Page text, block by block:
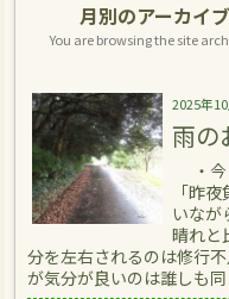
月別のアーカイ
You are browsing the site
2025年
雨の
・今
「昨
いなが
晴れと
分を左右されるのは修行
が気分が良いのは誰しも